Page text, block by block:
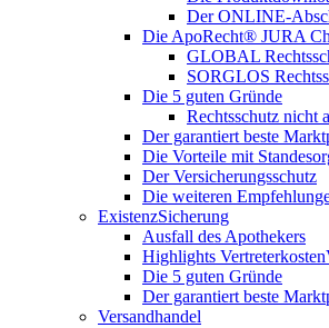
Der ONLINE-
Die ApoRecht® JURA
GLOBAL
SORGLOS
Die 5 guten Gründe
Rechtsschutz nicht
Der garantiert beste
Die Vorteile mit
Der Versicherungsschutz
Die weiteren
ExistenzSicherung
Ausfall des Apothekers
Highlights
Die 5 guten Gründe
Der garantiert beste
Versandhandel